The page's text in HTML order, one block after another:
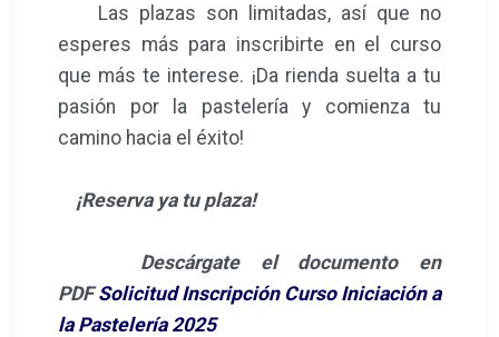
Las plazas son limitadas, así que no
esperes más para inscribirte en el curso
que más te interese. ¡Da rienda suelta a tu
pasión por la pastelería y comienza tu
camino hacia el éxito!
¡Reserva ya tu plaza!
Descárgate el documento en
PDFSolicitud Inscripción Curso Iniciación a
la Pastelería 2025